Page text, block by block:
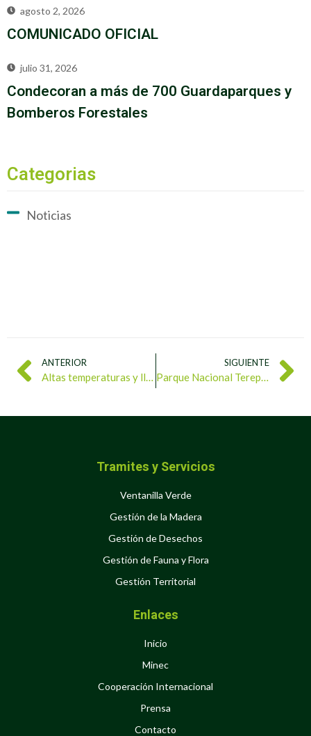
agosto 2, 2026
COMUNICADO OFICIAL
julio 31, 2026
Condecoran a más de 700 Guardaparques y
Bomberos Forestales
Categorias
Noticias
ANTERIOR
Altas temperaturas y lluvias de rápida evolución este lunes en el territorio nacional
SIGUIENTE
Parque Nacional Terepaima alberga importante cuenca montañosa y biodiversidad
Tramites y Servicios
Ventanilla Verde
Gestión de la Madera
Gestión de Desechos
Gestión de Fauna y Flora
Gestión Territorial
Enlaces
Inicio
Minec
Cooperación Internacional
Prensa
Contacto